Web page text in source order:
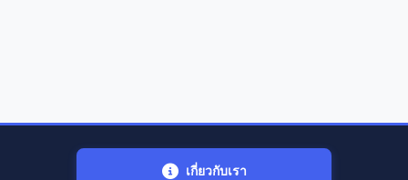
เกี่ยวกับเรา